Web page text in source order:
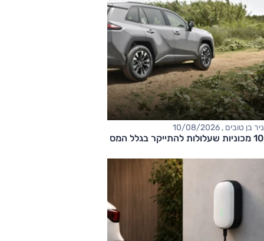
ניר בן טובים , 10/08/2026
10 מכוניות שעלולות להתייקר בגלל המס הירוק